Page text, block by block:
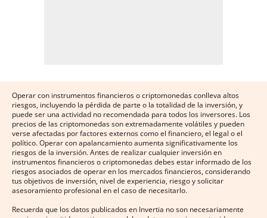
Operar con instrumentos financieros o criptomonedas conlleva altos
riesgos, incluyendo la pérdida de parte o la totalidad de la inversión, y
puede ser una actividad no recomendada para todos los inversores. Los
precios de las criptomonedas son extremadamente volátiles y pueden
verse afectadas por factores externos como el financiero, el legal o el
político. Operar con apalancamiento aumenta significativamente los
riesgos de la inversión. Antes de realizar cualquier inversión en
instrumentos financieros o criptomonedas debes estar informado de los
riesgos asociados de operar en los mercados financieros, considerando
tus objetivos de inversión, nivel de experiencia, riesgo y solicitar
asesoramiento profesional en el caso de necesitarlo.
Recuerda que los datos publicados en Invertia no son necesariamente